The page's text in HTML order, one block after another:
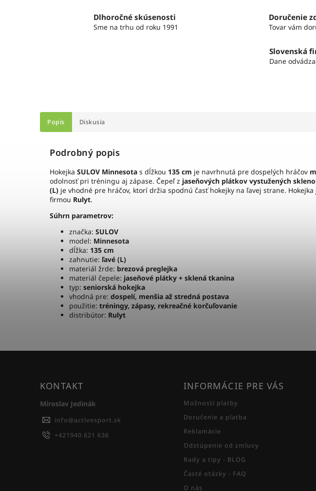
Dlhoročné skúsenosti
Sme na trhu od roku 1991
Doručenie
Tovar vám
Slovenská
Dane
Popis Diskusia
Podrobný popis
Hokejka SULOV Minnesota s dĺžkou 135 cm je navrhnutá pre dospelých hráčov
odolnosť pri tréningu aj zápase. Čepeľ z jaseňových plátkov vystužených
(L) je vhodné pre hráčov, ktorí držia spodnú časť hokejky na ľavej strane. Hokejka
firmou Rulyt.
Súhrn parametrov:
značka: SULOV
model: Minnesota
dĺžka: 135 cm
zahnutie: ľavé (L)
materiál žrde: brezová preglejka
materiál čepele: jaseňové plátky + sklená tkanina
typ: seniorská hokejka
vhodná pre: dospelí, menšia až stredná postava
použitie: tréningy, zápasy, rekreačné korčuľovanie
distribútor: Rulyt
KONTAKT
Miroslav Jedinák
info@activesport.sk
+421940 621 636
INFORMÁCIE PRE VÁS
Možnosti platby
Doručenie a platba
Reklamácie
Odstúpenie od zmluvy
Rady a tipy - BLOG
Časté otázky - FAQ
O nás